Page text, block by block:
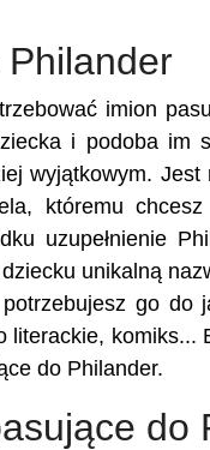
imion
i podoba im
wyjątkowym.
któremu
uzupełnienie
unikalną
go do
literackie,
do Philander.
do